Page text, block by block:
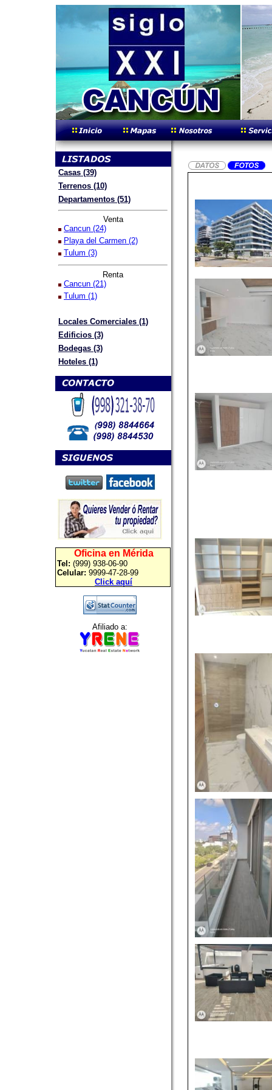
Casas (39)
Terrenos (10)
Departamentos (51)
Venta
Cancun (24)
Playa del Carmen (2)
Tulum (3)
Renta
Cancun (21)
Tulum (1)
Locales Comerciales (1)
Edificios (3)
Bodegas (3)
Hoteles (1)
Oficina en Mérida
Tel: (999) 938-06-90
Celular: 9999-47-28-99
Click aquí
Afiliado a: